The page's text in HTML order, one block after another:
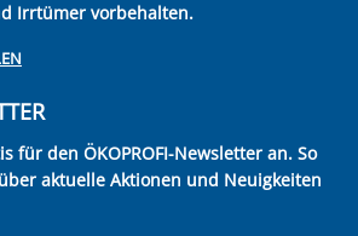
Irrtümer vorbehalten.
für den ÖKOPROFI-Newsletter an. So
aktuelle Aktionen und Neuigkeiten